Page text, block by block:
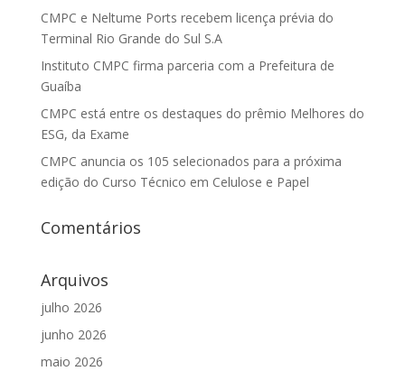
CMPC e Neltume Ports recebem licença prévia do
Terminal Rio Grande do Sul S.A
Instituto CMPC firma parceria com a Prefeitura de
Guaíba
CMPC está entre os destaques do prêmio Melhores do
ESG, da Exame
CMPC anuncia os 105 selecionados para a próxima
edição do Curso Técnico em Celulose e Papel
Comentários
Arquivos
julho 2026
junho 2026
maio 2026